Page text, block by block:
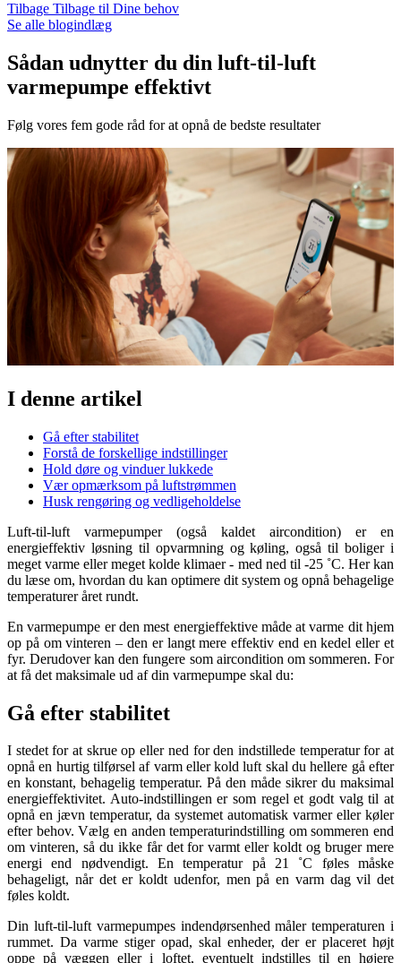
Tilbage Tilbage til Dine behov
Se alle blogindlæg
Sådan udnytter du din luft-til-luft
varmepumpe effektivt
Følg vores fem gode råd for at opnå de bedste resultater
I denne artikel
Gå efter stabilitet
Forstå de forskellige indstillinger
Hold døre og vinduer lukkede
Vær opmærksom på luftstrømmen
Husk rengøring og vedligeholdelse
Luft-til-luft varmepumper (også kaldet aircondition) er en
energieffektiv løsning til opvarmning og køling, også til boliger i
meget varme eller meget kolde klimaer - med ned til -25 ˚C. Her kan
du læse om, hvordan du kan optimere dit system og opnå behagelige
temperaturer året rundt.
En varmepumpe er den mest energieffektive måde at varme dit hjem
op på om vinteren – den er langt mere effektiv end en kedel eller et
fyr. Derudover kan den fungere som aircondition om sommeren. For
at få det maksimale ud af din varmepumpe skal du:
Gå efter stabilitet
I stedet for at skrue op eller ned for den indstillede temperatur for at
opnå en hurtig tilførsel af varm eller kold luft skal du hellere gå efter
en konstant, behagelig temperatur. På den måde sikrer du maksimal
energieffektivitet. Auto-indstillingen er som regel et godt valg til at
opnå en jævn temperatur, da systemet automatisk varmer eller køler
efter behov. Vælg en anden temperaturindstilling om sommeren end
om vinteren, så du ikke får det for varmt eller koldt og bruger mere
energi end nødvendigt. En temperatur på 21 ˚C føles måske
behageligt, når det er koldt udenfor, men på en varm dag vil det
føles koldt.
Din luft-til-luft varmepumpes indendørsenhed måler temperaturen i
rummet. Da varme stiger opad, skal enheder, der er placeret højt
oppe på væggen eller i loftet, eventuelt indstilles til en højere